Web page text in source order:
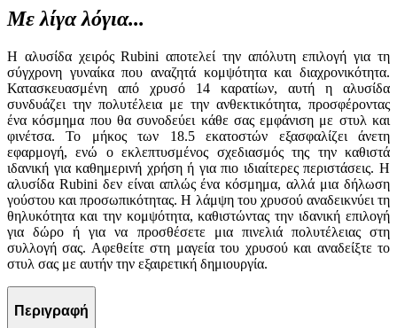
Με λίγα λόγια...
Η αλυσίδα χειρός Rubini αποτελεί την απόλυτη επιλογή για τη
σύγχρονη γυναίκα που αναζητά κομψότητα και διαχρονικότητα.
Κατασκευασμένη από χρυσό 14 καρατίων, αυτή η αλυσίδα
συνδυάζει την πολυτέλεια με την ανθεκτικότητα, προσφέροντας
ένα κόσμημα που θα συνοδεύει κάθε σας εμφάνιση με στυλ και
φινέτσα. Το μήκος των 18.5 εκατοστών εξασφαλίζει άνετη
εφαρμογή, ενώ ο εκλεπτυσμένος σχεδιασμός της την καθιστά
ιδανική για καθημερινή χρήση ή για πιο ιδιαίτερες περιστάσεις. Η
αλυσίδα Rubini δεν είναι απλώς ένα κόσμημα, αλλά μια δήλωση
γούστου και προσωπικότητας. Η λάμψη του χρυσού αναδεικνύει τη
θηλυκότητα και την κομψότητα, καθιστώντας την ιδανική επιλογή
για δώρο ή για να προσθέσετε μια πινελιά πολυτέλειας στη
συλλογή σας. Αφεθείτε στη μαγεία του χρυσού και αναδείξτε το
στυλ σας με αυτήν την εξαιρετική δημιουργία.
Περιγραφή